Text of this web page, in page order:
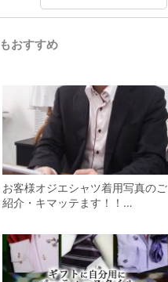
おすすめ
お客様オジエシャツ着用写真のご
紹介・キマッテます！！…